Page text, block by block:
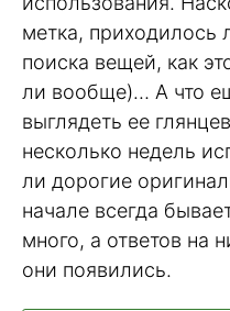
метка, приходилось
поиска вещей, как
ли вообще)… А что
выглядеть ее
несколько недель
ли дорогие
начале всегда
много, а ответов на
они появились.